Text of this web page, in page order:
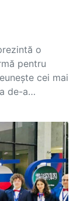
o
pentru
cei mai
de-a…